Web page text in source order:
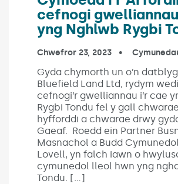
cefnogi
yng Nghlwb Rygbi
Published on:
Chwefror 23, 2023 In the
Gyda chymorth un o’n
Bluefield Land Ltd, rydym
cefnogi’r gwelliannau i’r cae
Rygbi Tondu fel y gall
hyfforddi a chwarae drwy
Gaeaf. Roedd ein Partner
Masnachol a Budd
Lovell, yn falch iawn o
cymunedol lleol hwn yng
Tondu. […]